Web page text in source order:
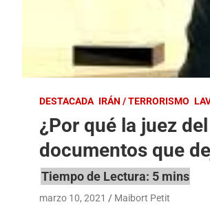
DESTACADA IRÁN / TERRORISMO
¿Por qué la juez
documentos que
marzo 10, 2021 Maibort Petit